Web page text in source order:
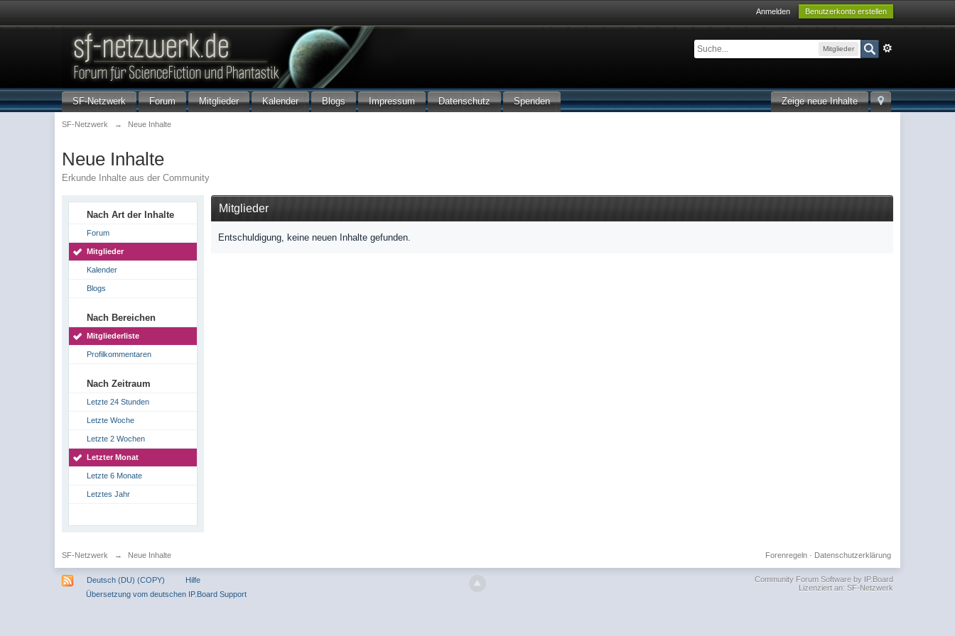
Anmelden Benutzerkonto erstellen
Mitglieder
Zeige neue Inhalte
SF-Netzwerk Forum Mitglieder Kalender Blogs Impressum Datenschutz Spenden
SF-Netzwerk → Neue Inhalte
Neue Inhalte
Erkunde Inhalte aus der Community
Nach Art der Inhalte
Forum
Mitglieder
Kalender
Blogs
Nach Bereichen
Mitgliederliste
Profilkommentaren
Nach Zeitraum
Letzte 24 Stunden
Letzte Woche
Letzte 2 Wochen
Letzter Monat
Letzte 6 Monate
Letztes Jahr
Mitglieder
Entschuldigung, keine neuen Inhalte gefunden.
SF-Netzwerk → Neue Inhalte Datenschutzerklärung
Forenregeln·
Deutsch (DU) (COPY)
Hilfe
Übersetzung vom deutschen IP.Board Support
Community Forum Software by IP.Board
Lizenziert an: SF-Netzwerk